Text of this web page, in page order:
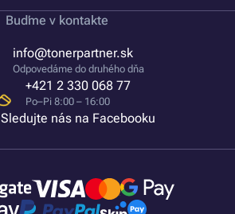
Buďme v kontakte
info@tonerpartner.sk
Odpovedáme do druhého dňa
+421 2 330 068 77
Po–Pi 8:00 – 16:00
Sledujte nás na Facebooku